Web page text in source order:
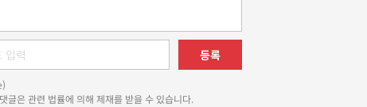
등록
글은 관련 법률에 의해 제재를 받을 수 있습니다.